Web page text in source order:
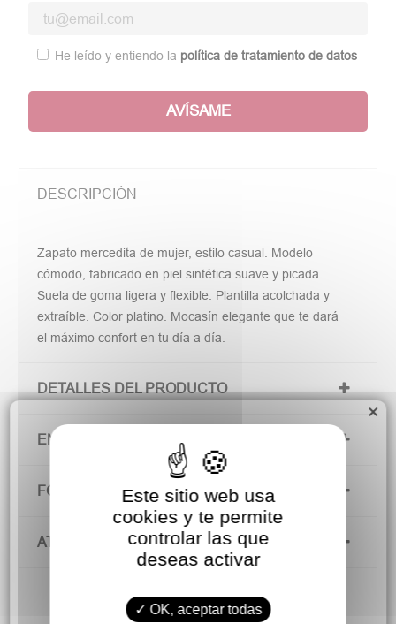
He leído y entiendo la política de tratamiento de datos
AVÍSAME
DESCRIPCIÓN
Zapato mercedita de mujer, estilo casual. Modelo
cómodo, fabricado en piel sintética suave y picada.
Suela de goma ligera y flexible. Plantilla acolchada y
extraíble. Color platino. Mocasín elegante que te dará
el máximo confort en tu día a día.
DETALLES DEL PRODUCTO
ENVÍOS Y DEVOLUCIONES
FORMAS DE PAGO
ATENCIÓN AL CLIENTE
×
Este sitio web usa
cookies y te permite
controlar las que
deseas activar
OK, aceptar todas